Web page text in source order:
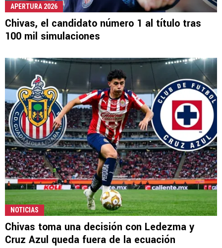
APERTURA 2026
Chivas, el candidato número 1 al título tras
100 mil simulaciones
NOTICIAS
Chivas toma una decisión con Ledezma y
Cruz Azul queda fuera de la ecuación